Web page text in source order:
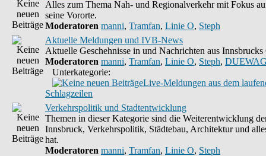
Alles zum Thema Nah- und Regionalverkehr mit Fokus
seine Vororte.
Moderatoren manni, Tramfan, Linie O, Steph
Aktuelle Meldungen und IVB-News
Aktuelle Geschehnisse in und Nachrichten aus
Moderatoren manni, Tramfan, Linie O, Steph,
Unterkategorie:
Live-Meldungen aus dem
Schlagzeilen
Verkehrspolitik und Stadtentwicklung
Themen in dieser Kategorie sind die Weiterentwicklung
Innsbruck, Verkehrspolitik, Städtebau, Architektur und
hat.
Moderatoren manni, Tramfan, Linie O, Steph